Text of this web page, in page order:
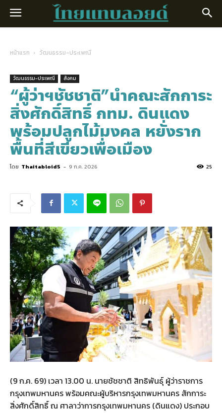
หน้าแรก วัฒนธรรม-ประเพณี
วัฒนธรรม-ประเพณี สังคม
“ผู้ว่าฯชัชชาติ”นำคณะสักการะ
สิ่งศักดิ์สิทธิ์ กทม. ดินแดง
พร้อมปลูกไม้มงคล หยั่งราก
พื้นที่สีเขียวเพื่อเมือง
โดย Thaitabloid5 - 9 ก.ค. 2026 25
(9 ก.ค. 69) เวลา 13.00 น. นายชัชชาติ สิทธิพันธุ์ ผู้ว่าราชการ
กรุงเทพมหานคร พร้อมคณะผู้บริหารกรุงเทพมหานคร สักการะ
สิ่งศักดิ์สิทธิ์ ณ ศาลาว่าการกรุงเทพมหานคร (ดินแดง) ประกอบ